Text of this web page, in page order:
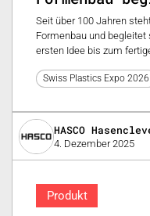
Seit über 100 Jahren
Formenbau und begleitet
ersten Idee bis zum
Swiss Plastics Expo 2026
HASCO
4. Dezember 2025
Produkt